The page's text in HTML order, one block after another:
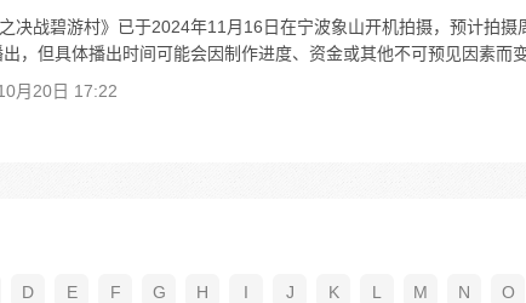
决战碧游村》已于2024年11月16日在宁波象山开机拍摄，预计拍摄
，但具体播出时间可能会因制作进度、资金或其他不可预见因素而
月20日 17:22
D E F G H I J K L M N O